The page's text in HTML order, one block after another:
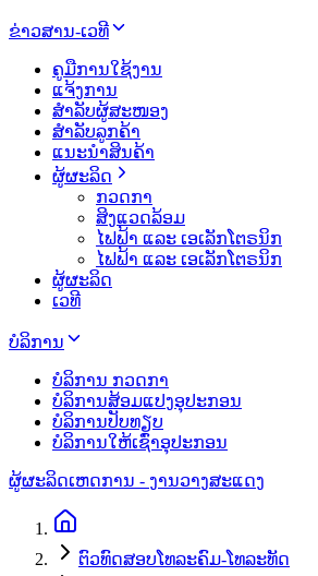
ຂ່າວສານ-ເວທີ
ຄູມືການໃຊ້ງານ
ແຈ້ງການ
ສຳລັບຜູ້ສະໜອງ
ສຳລັບລູກຄ້າ
ແນະນຳສິນຄ້າ
ຜູ້ຜະລິດ
ກວດກາ
ສິງແວດລ້ອມ
ໄຟຟ້າ ແລະ ເອເລັກໂຕຣນິກ
ໄຟຟ້າ ແລະ ເອເລັກໂຕຣນິກ
ຜູ້ຜະລິດ
ເວທີ
ບໍລິການ
ບໍລິການ ກວດກາ
ບໍລິການສ້ອມແປງອຸປະກອນ
ບໍລິການປັບທຽບ
ບໍລິການໃຫ້ເຊົ່າອຸປະກອນ
ຜູ້ຜະລິດເຫດການ - ງານວາງສະແດງ
ຕົວທົດສອບໂທລະຄົມ-ໂທລະທັດ